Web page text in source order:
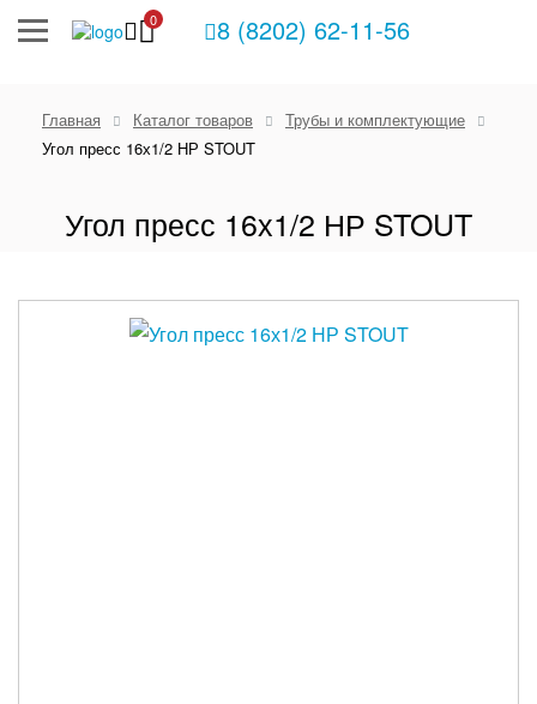
0 8 (8202) 62-11-56
Главная Каталог товаров
Трубы и комплектующие
Угол пресс 16х1/2 НР STOUT
Угол пресс 16х1/2 НР STOUT